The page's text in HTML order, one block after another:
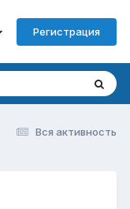
Регистрация
Вся активность